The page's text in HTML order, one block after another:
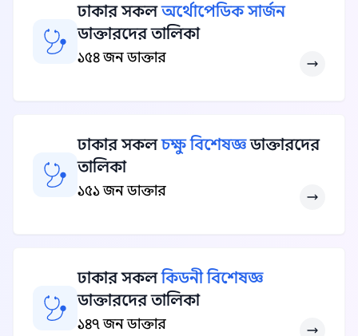
ঢাকার সকলঅর্থোপেডিক সার্জন
ডাক্তারদের তালিকা
১৫৪ জন ডাক্তার
ঢাকার সকলচক্ষু বিশেষজ্ঞডাক্তারদের
তালিকা
১৫১ জন ডাক্তার
ঢাকার সকলকিডনী বিশেষজ্ঞ
ডাক্তারদের তালিকা
১৪৭ জন ডাক্তার